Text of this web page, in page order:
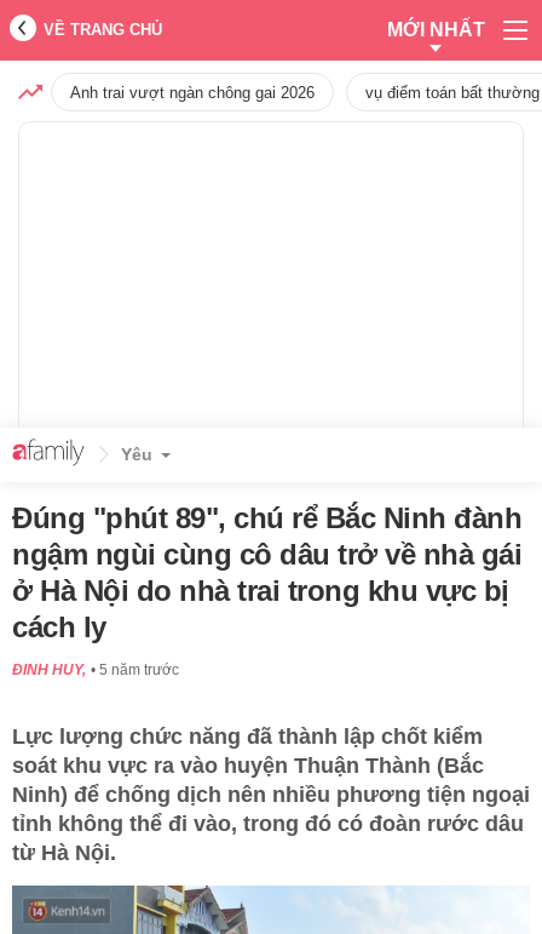
VỀ TRANG CHỦ MỚI NHẤT
Anh trai vượt ngàn chông gai 2026 vụ điểm toán bất
Bứt phá doanh thu Online, xây dựng uy tín lâu dài!
Đăng ký ngay!
bizfly.vn
Yêu
Đúng "phút 89", chú rể Bắc Ninh đành
ngậm ngùi cùng cô dâu trở về nhà gái
ở Hà Nội do nhà trai trong khu vực bị
cách ly
ĐINH HUY, 5 năm trước
Lực lượng chức năng đã thành lập chốt kiểm
soát khu vực ra vào huyện Thuận Thành (Bắc
Ninh) để chống dịch nên nhiều phương tiện ngoại
tỉnh không thể đi vào, trong đó có đoàn rước dâu
từ Hà Nội.